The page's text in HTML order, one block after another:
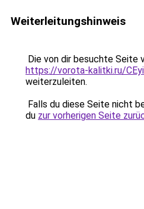
Weiterleitungshinweis
Die von dir besuchte Seite
https://vorota-kalitki.ru/
weiterzuleiten.
Falls du diese Seite nicht
du zur vorherigen Seite